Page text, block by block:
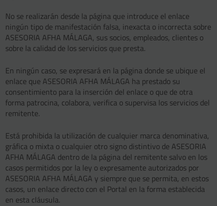
No se realizarán desde la página que introduce el enlace
ningún tipo de manifestación falsa, inexacta o incorrecta sobre
ASESORIA AFHA MÁLAGA, sus socios, empleados, clientes o
sobre la calidad de los servicios que presta.
En ningún caso, se expresará en la página donde se ubique el
enlace que ASESORIA AFHA MÁLAGA ha prestado su
consentimiento para la inserción del enlace o que de otra
forma patrocina, colabora, verifica o supervisa los servicios del
remitente.
Está prohibida la utilización de cualquier marca denominativa,
gráfica o mixta o cualquier otro signo distintivo de ASESORIA
AFHA MÁLAGA dentro de la página del remitente salvo en los
casos permitidos por la ley o expresamente autorizados por
ASESORIA AFHA MÁLAGA y siempre que se permita, en estos
casos, un enlace directo con el Portal en la forma establecida
en esta cláusula.